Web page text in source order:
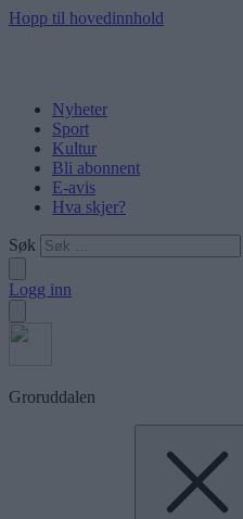
Hopp til hovedinnhold
Nyheter
Sport
Kultur
Bli abonnent
E-avis
Hva skjer?
Søk
Logg inn
Groruddalen